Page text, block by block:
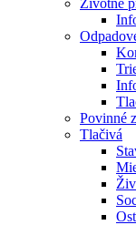
Životné
Povinné
Tlačivá